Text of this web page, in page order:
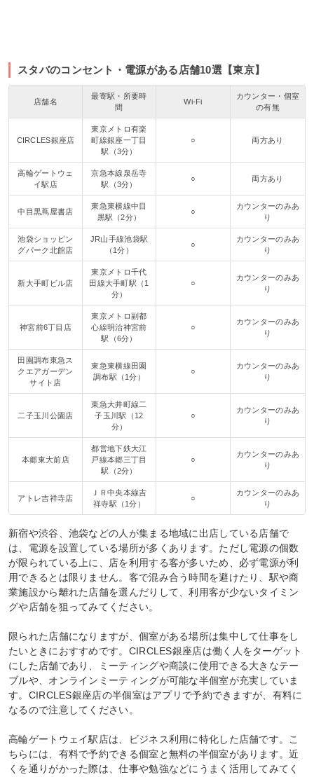
スタバのコンセント・電源がある店舗10選【東京】
店舗名
最寄駅・所要時
間
Wi-Fi
カウンター・個室
の有無
CIRCLES銀座店
東京メトロ有楽
町線銀座一丁目
駅（3分）
○ 両方あり
高輪ゲートウェ
イ駅店
京急本線泉岳寺
駅（3分）
○ 両方あり
中目黒蔦屋書店
東急東横線中目
黒駅（2分）
○
カウンターのみあ
り
池袋ショッピン
グパーク北館店
JR山手線池袋駅
（1分）
○
カウンターのみあ
り
新大手町ビル店
東京メトロ千代
田線大手町駅（1
分）
○
カウンターのみあ
り
神宮前6丁目店
東京メトロ副都
心線明治神宮前
駅（6分）
○
カウンターのみあ
り
田園調布東急ス
クエアガーデン
サイト店
東急東横線田園
調布駅（1分）
○
カウンターのみあ
り
二子玉川公園店
東急大井町線二
子玉川駅（12
分）
○
カウンターのみあ
り
本郷東大前店
都営地下鉄大江
戸線本郷三丁目
駅（2分）
○
カウンターのみあ
り
アトレ吉祥寺店
ＪＲ中央本線吉
祥寺駅（1分）
○
カウンターのみあ
り
新宿や渋谷、池袋などの人が集まる地域に出店している店舗で
は、電源を設置している場所が多くあります。ただし電源の個数
が限られている上に、店を利用する客が多いため、必ず電源が利
用できるとは限りません。客で混み合う時間を避けたり、駅や商
業施設から離れた店舗を選んだりして、利用客が少ないタイミン
グや店舗を狙ってみてください。
限られた店舗になりますが、個室がある場所は集中して仕事をし
たいときにおすすめです。CIRCLES銀座店は働く人をターゲット
にした店舗であり、ミーティングや商談に使用できる大きなテー
ブルや、オンラインミーティングが可能な半個室が充実していま
す。CIRCLES銀座店の半個室はアプリで予約できますが、有料に
なるので注意してください。
高輪ゲートウェイ駅店は、ビジネス利用に特化した店舗です。こ
ちらには、有料で予約できる個室と無料の半個室があります。近
くを通りがかった際は、仕事や勉強などにうまく活用してみてく